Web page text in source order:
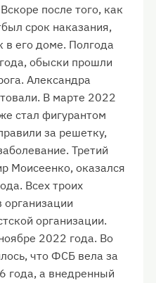
после того, как
срок наказания,
в его доме. Полгода
обыски прошли
Александра
В марте 2022
стал фигурантом
за решетку,
Третий
Моисеенко, оказался
Всех троих
организации
организации.
2022 года. Во
что ФСБ вела за
года, а внедренный